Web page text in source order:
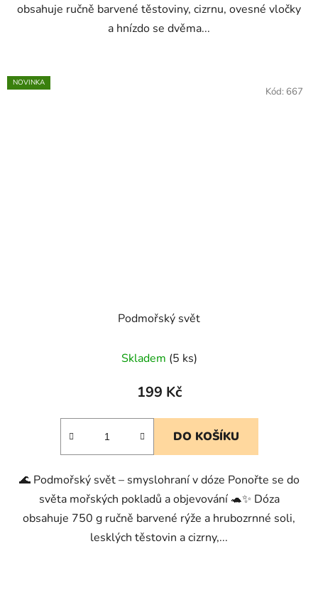
obsahuje ručně barvené těstoviny, cizrnu, ovesné vločky
a hnízdo se dvěma...
NOVINKA
Podmořský svět
Skladem (5 ks)
199 Kč
DO KOŠÍKU
🌊 Podmořský svět – smyslohraní v dóze Ponořte se do
světa mořských pokladů a objevování 🐢✨ Dóza
obsahuje 750 g ručně barvené rýže a hrubozrnné soli,
lesklých těstovin a cizrny,...
Kód: 667